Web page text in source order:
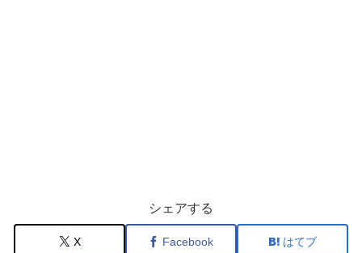
シェアする
X Facebook はてブ